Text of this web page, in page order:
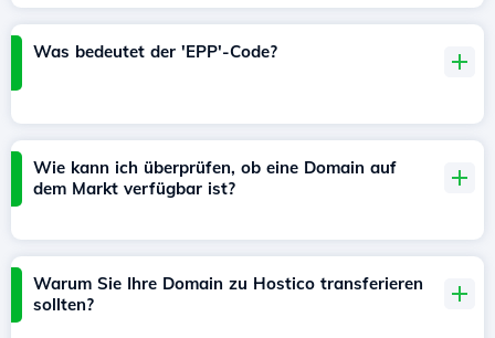
Was bedeutet der 'EPP'-Code?
Wie kann ich überprüfen, ob eine Domain auf
dem Markt verfügbar ist?
Warum Sie Ihre Domain zu Hostico transferieren
sollten?